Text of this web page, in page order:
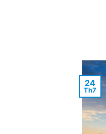
24
Th7